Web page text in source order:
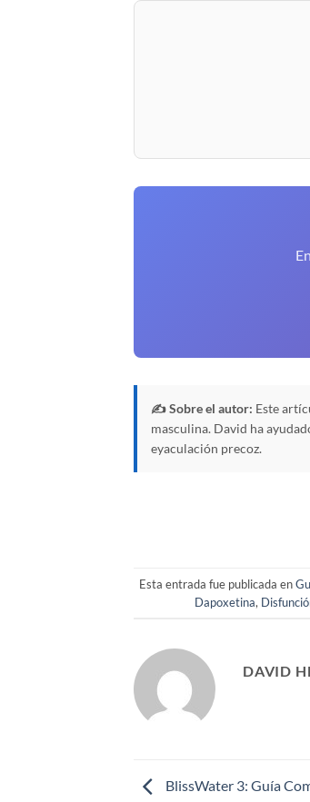
✍️ Sobre el autor: Este
masculina. David ha
eyaculación precoz.
Esta entrada fue publicada en
Dapoxetina,
DAVID
BlissWater 3: Guía